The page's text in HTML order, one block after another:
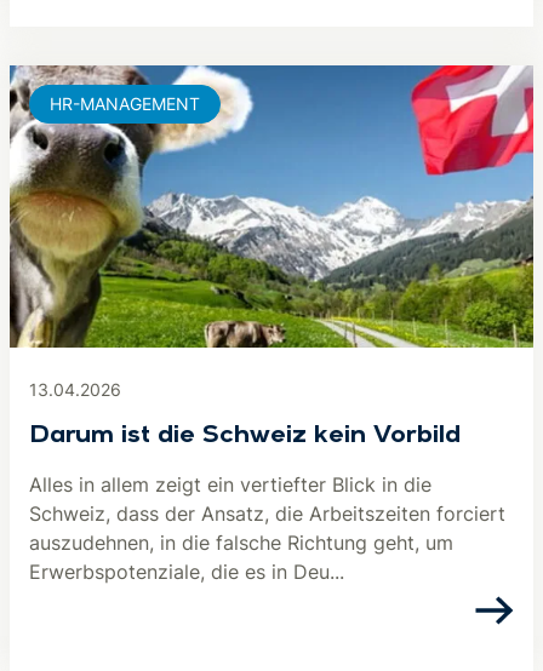
13.04.2026
Darum ist die Schweiz kein Vorbild
Alles in allem zeigt ein vertiefter Blick in die
Schweiz, dass der Ansatz, die Arbeitszeiten forciert
auszudehnen, in die falsche Richtung geht, um
Erwerbspotenziale, die es in Deu...
HR-MANAGEMENT